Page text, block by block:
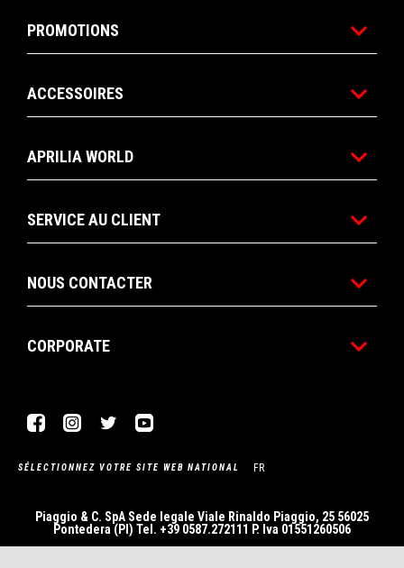
PROMOTIONS
ACCESSOIRES
APRILIA WORLD
SERVICE AU CLIENT
NOUS CONTACTER
CORPORATE
FacebookInstagram
Twitter
SÉLECTIONNEZ VOTRE SITE WEB NATIONAL FR
Piaggio & C. SpA Sede legale Viale Rinaldo Piaggio, 25 56025
Pontedera (PI) Tel. +39 0587.272111 P. Iva 01551260506